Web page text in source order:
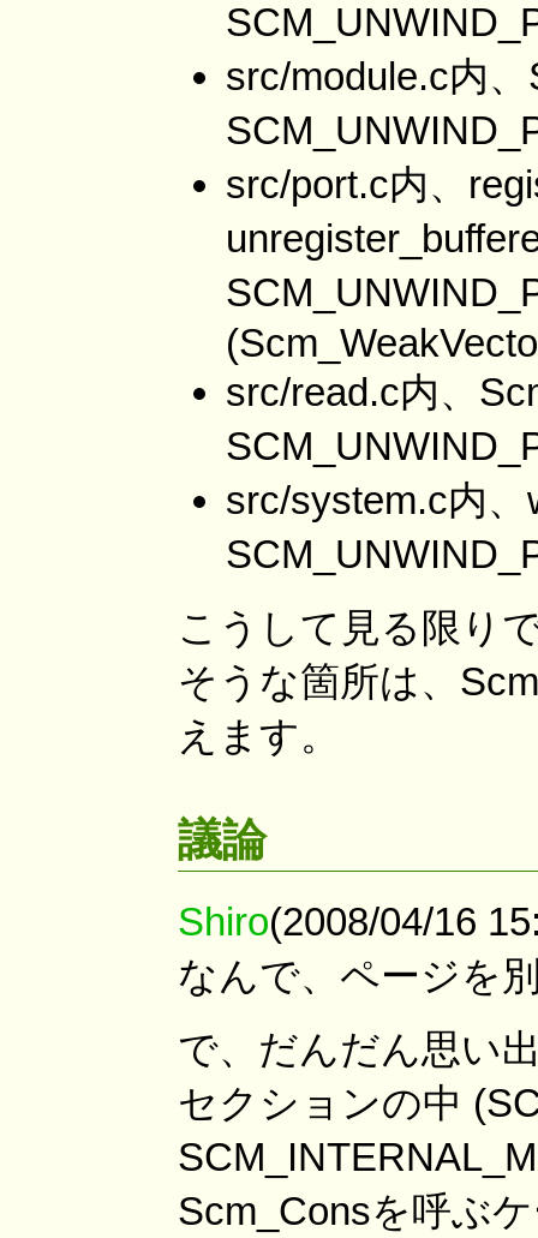
src/module.c内
src/port.c内、
src/read.c内、
src/system.c内
こうして見る限り
そうな箇所は、
えます。
議論
Shiro(2008/04/16
なんで、ページを
で、だんだん思い
セクションの中
Scm_Consを呼ぶ